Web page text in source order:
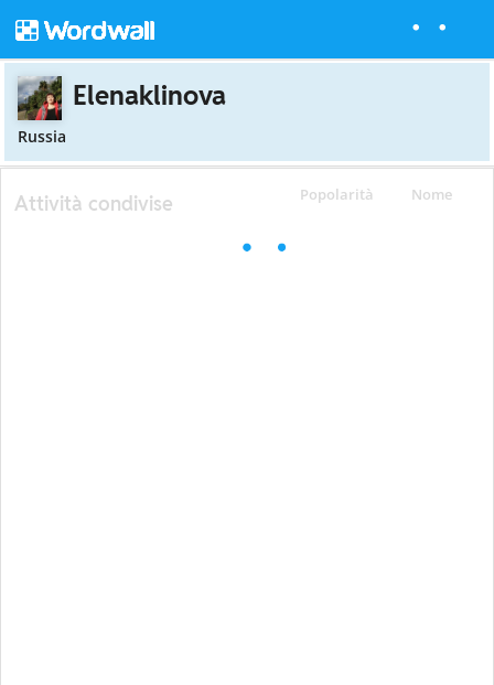
Elenaklinova
Russia
Popolarità Nome
Attività condivise